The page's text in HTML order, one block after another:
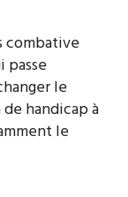
combative
passe
le
handicap à
le